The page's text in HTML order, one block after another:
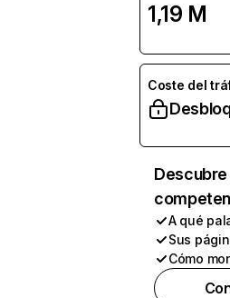
1,19 M
Coste del
A qué
Sus
Cómo